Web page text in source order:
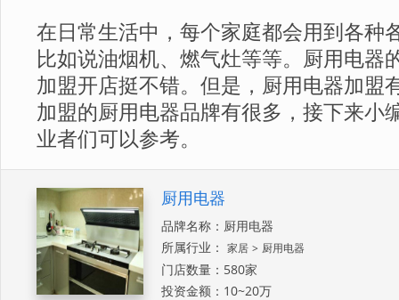
在日常生活中，每个家庭都会用到各种
比如说油烟机、燃气灶等等。厨用电器
加盟开店挺不错。但是，厨用电器加盟
加盟的厨用电器品牌有很多，接下来小
业者们可以参考。
厨用电器
品牌名称：厨用电器
所属行业： 家居 > 厨用电器
门店数量：580家
投资金额：10~20万